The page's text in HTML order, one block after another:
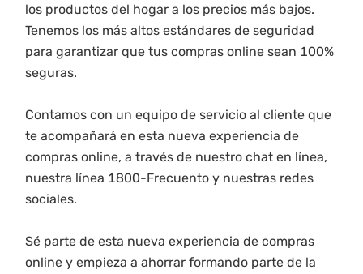
los productos del hogar a los precios más bajos.
Tenemos los más altos estándares de seguridad
para garantizar que tus compras online sean 100%
seguras.
Contamos con un equipo de servicio al cliente que
te acompañará en esta nueva experiencia de
compras online, a través de nuestro chat en línea,
nuestra línea 1800-Frecuento y nuestras redes
sociales.
Sé parte de esta nueva experiencia de compras
online y empieza a ahorrar formando parte de la